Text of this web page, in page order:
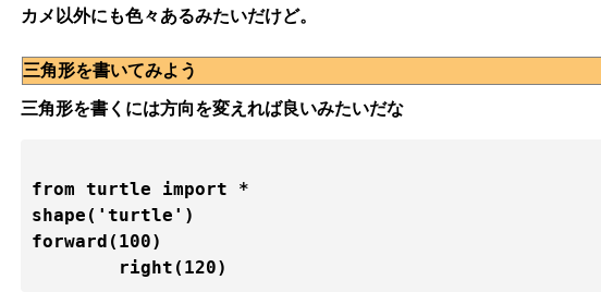
カメ以外にも色々あるみたいだけど。
三角形を書いてみよう
三角形を書くには方向を変えれば良いみたいだな
from turtle import *
shape('turtle')
forward(100)